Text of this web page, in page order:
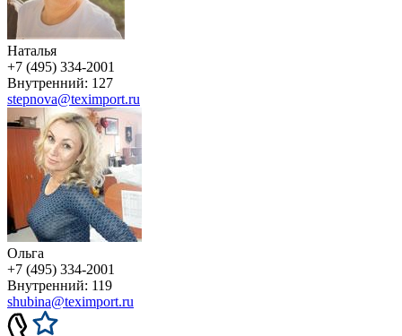
Наталья
+7 (495) 334-2001
Внутренний: 127
stepnova@teximport.ru
Ольга
+7 (495) 334-2001
Внутренний: 119
shubina@teximport.ru